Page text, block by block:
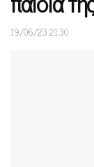
19/06/23 21:30